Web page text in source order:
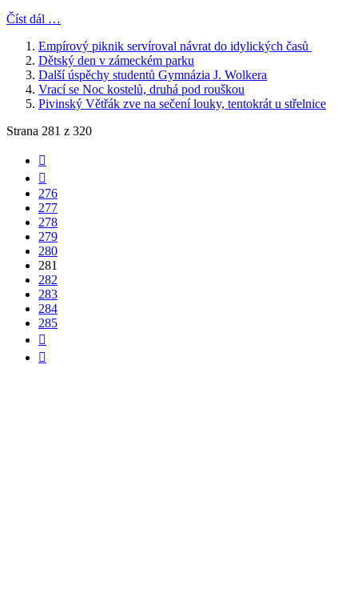
Číst dál …
Empírový piknik servíroval návrat do idylických časů
Dětský den v zámeckém parku
Další úspěchy studentů Gymnázia J. Wolkera
Vrací se Noc kostelů, druhá pod rouškou
Pivinský Větřák zve na sečení louky, tentokrát u střelnice
Strana 281 z 320
276
277
278
279
280
281
282
283
284
285